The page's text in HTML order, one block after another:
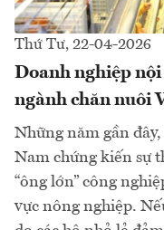
Thứ Tư, 22-04-2026
Doanh nghiệp
ngành chăn nuôi
Những năm gần
Nam chứng kiến sự
“ông lớn” công
vực nông nghiệp.